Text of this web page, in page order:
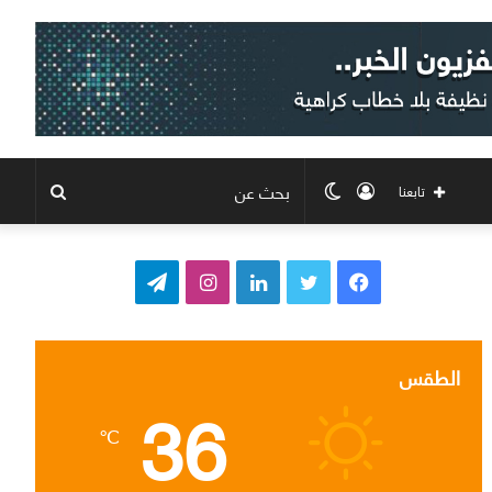
الوضع
المظلم
تسجيل
الدخول
تابعنا
ف
ب
و
ق
ت
ر
الطقس 36
℃